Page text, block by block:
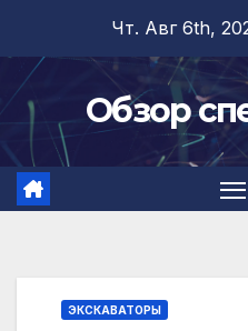
содержимому
Чт. Авг 6th,
Обзор
ЭКСКАВАТОРЫ